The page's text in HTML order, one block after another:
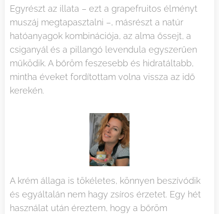
Egyrészt az illata – ezt a grapefruitos élményt
muszáj megtapasztalni –, másrészt a natúr
hatóanyagok kombinációja, az alma őssejt, a
csiganyál és a pillangó levendula egyszerűen
működik. A bőröm feszesebb és hidratáltabb,
mintha éveket fordítottam volna vissza az idő
kerekén.
A krém állaga is tökéletes, könnyen beszívódik
és egyáltalán nem hagy zsíros érzetet. Egy hét
használat után éreztem, hogy a bőröm